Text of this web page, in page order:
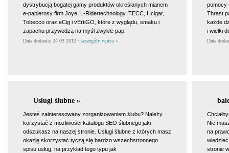
dystrybucją bogatej gamy produktów określanych mianem
e-papierosy firm Joye, L-Ridertechnology, TECC, Hcigar,
Tobecco oraz eCig i vErtiGO, które z wyglądu, smaku i
zapachu przywodzą na myśl zwykłe pap
Data dodania: 24 03 2012 · szczegóły wpisu »
pomocy
Thrast
każde
i wielki
Data
Usługi ślubne »
Jesteś zainteresowany zorganizowaniem ślubu? Należy
korzystać z możliwości katalogu SEO ślubnego jaki
odszukasz na naszej stronie. Usługi ślubne z których masz
okazję skorzystać tyczą się bardzo wszechstronnego
spisu usług, na przykład tego typu jak
Nie
na
stronie